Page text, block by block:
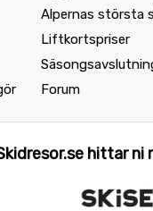
Alpernas största
Liftkortspriser
Forum
hittar ni